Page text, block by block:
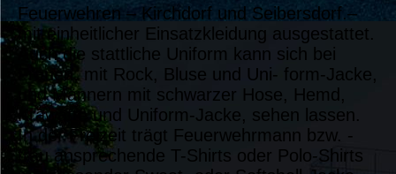
Feuerwehren – Kirchdorf und Seibersdorf.–
mit einheitlicher Einsatzkleidung ausgestattet.
Auch die stattliche Uniform kann sich bei
Frauen, mit Rock, Bluse und Uni- form-Jacke,
und Männern mit schwarzer Hose, Hemd,
Krawatte und Uniform-Jacke, sehen lassen.
In der Freizeit trägt Feuerwehrmann bzw. -
frau ansprechende T-Shirts oder Polo-Shirts